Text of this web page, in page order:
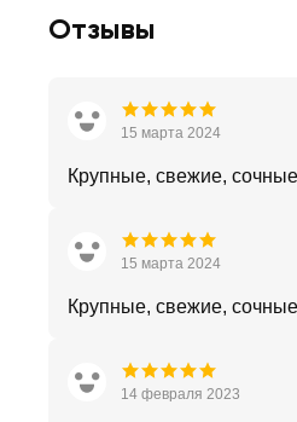
Отзывы
15 марта 2024
Крупные, свежие,
15 марта 2024
Крупные, свежие,
14 февраля 2023